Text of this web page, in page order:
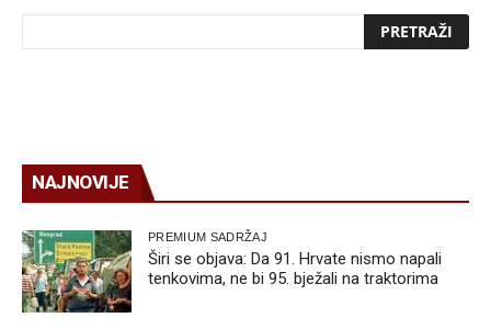
NAJNOVIJE
PREMIUM SADRŽAJ
Širi se objava: Da 91. Hrvate nismo napali
tenkovima, ne bi 95. bježali na traktorima